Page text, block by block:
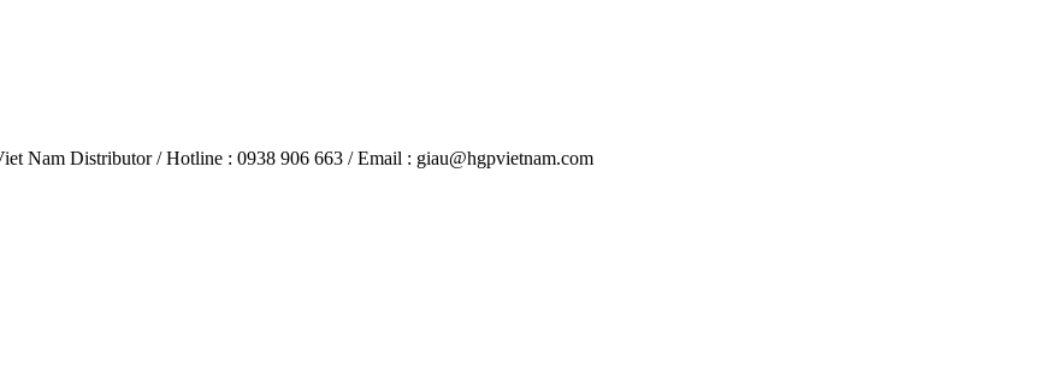
Nam Distributor / Hotline : 0938 906 663 / Email : giau@hgpvietnam.com